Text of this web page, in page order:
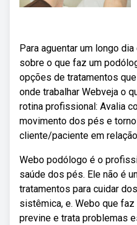
Para aguentar um longo
sobre o que faz um
opções de tratamentos
onde trabalhar Webveja o
rotina profissional: Avalia
movimento dos pés e
cliente/paciente em
Webo podólogo é o
saúde dos pés. Ele não é
tratamentos para cuidar
sistêmica, e. Webo que
previne e trata problemas